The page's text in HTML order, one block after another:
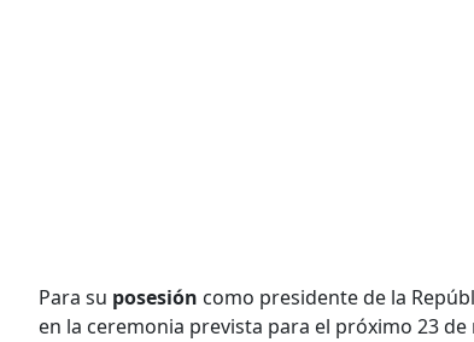
Para su posesión como presidente de la
en la ceremonia prevista para el próximo 23 de